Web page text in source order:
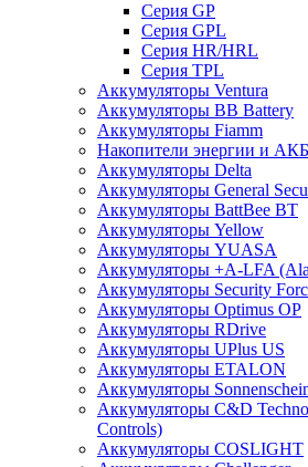
Cерия GP
Серия GPL
Серия HR/HRL
Серия TPL
Аккумуляторы Ventura
Аккумуляторы BB Battery
Аккумуляторы Fiamm
Накопители энергии и
Аккумуляторы Delta
Аккумуляторы General
Аккумуляторы BattBee BT
Аккумуляторы Yellow
Аккумуляторы YUASA
Аккумуляторы +A-LFA
Аккумуляторы Security
Аккумуляторы Optimus OP
Аккумуляторы RDrive
Аккумуляторы UPlus US
Аккумуляторы ETALON
Аккумуляторы
Аккумуляторы С&D
Controls)
Аккумуляторы COSLIGHT